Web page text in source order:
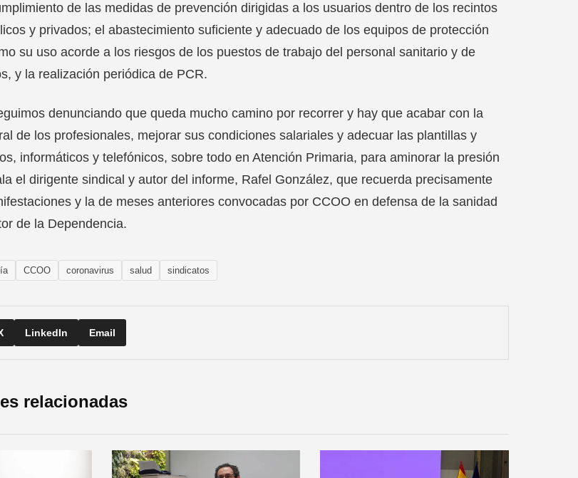
de las medidas de prevención dirigidas a los usuarios dentro de los recintos
y privados; el abastecimiento suficiente y adecuado de los equipos de protección
su uso acorde a los riesgos de los puestos de trabajo del personal sanitario y de
y la realización periódica de PCR.
denunciando que queda mucho camino por recorrer y hay que acabar con la
de los profesionales, mejorar sus condiciones salariales y adecuar las plantillas y
informáticos y telefónicos, sobre todo en Atención Primaria, para aminorar la presión
el dirigente sindical y autor del informe, Rafel González, que recuerda precisamente
y la de meses anteriores convocadas por CCOO en defensa de la sanidad
de la Dependencia.
CCOO coronavirus salud sindicatos
LinkedIn Email
relacionadas